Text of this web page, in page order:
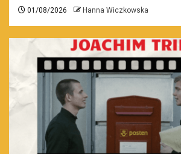
01/08/2026 Hanna Wiczkowska